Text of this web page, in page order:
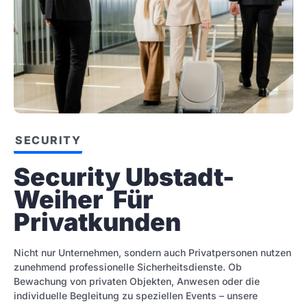
SECURITY
Security Ubstadt-
Weiher  Für
Privatkunden
Nicht nur Unternehmen, sondern auch Privatpersonen nutzen
zunehmend professionelle Sicherheitsdienste. Ob
Bewachung von privaten Objekten, Anwesen oder die
individuelle Begleitung zu speziellen Events – unsere